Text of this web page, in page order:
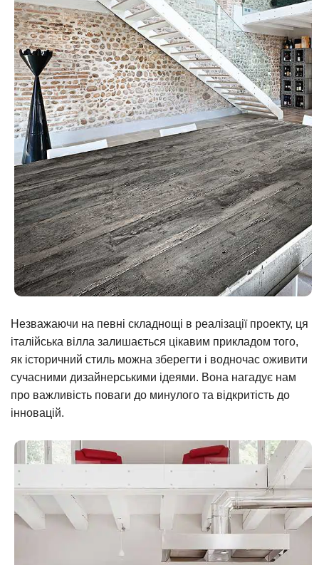
Незважаючи на певні складнощі в реалізації проекту, ця
італійська вілла залишається цікавим прикладом того,
як історичний стиль можна зберегти і водночас оживити
сучасними дизайнерськими ідеями. Вона нагадує нам
про важливість поваги до минулого та відкритість до
інновацій.